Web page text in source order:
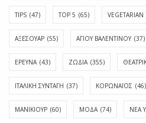
TIPS (47) TOP 5 (65) VEGETARIAN
ΑΞΕΣΟΥΑΡ (55) ΑΓΊΟΥ ΒΑΛΕΝΤΊΝΟΥ (37)
ΕΡΕΥΝΑ (43) ΖΩΔΙΑ (355)
ΙΤΑΛΙΚΗ ΣΥΝΤΑΓΗ (37) ΚΟΡΩΝΑΪΟΣ (46)
ΜΑΝΙΚΙΟΥΡ (60) ΜΟΔΑ (74) ΝΕΑ